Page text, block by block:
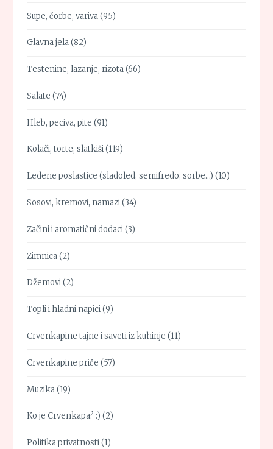
Supe, čorbe, variva(95)
Glavna jela(82)
Testenine, lazanje, rizota(66)
Salate (74)
Hleb, peciva, pite (91)
Kolači, torte, slatkiši(119)
Ledene poslastice (sladoled, semifredo, sorbe…) (10)
Sosovi, kremovi, namazi(34)
Začini i aromatični dodaci(3)
Zimnica(2)
Džemovi(2)
Topli i hladni napici(9)
Crvenkapine tajne i saveti iz kuhinje (11)
Crvenkapine priče (57)
Muzika(19)
Ko je Crvenkapa? :) (2)
Politika privatnosti(1)